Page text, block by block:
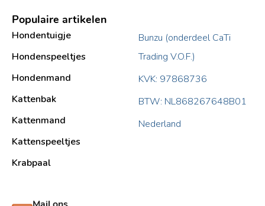
Populaire artikelen
Hondentuigje
Hondenspeeltjes
Hondenmand
Kattenbak
Kattenmand
Kattenspeeltjes
Krabpaal​
Bunzu (onderdeel CaTi
Trading V.O.F.)
KVK: 97868736
BTW: NL868267648B01
Nederland